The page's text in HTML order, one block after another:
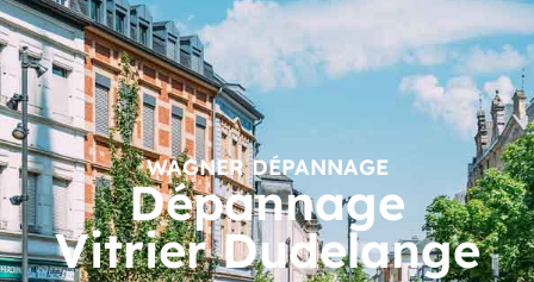
WAGNER DÉPANNAGE
Dépannage
Vitrier Dudelange